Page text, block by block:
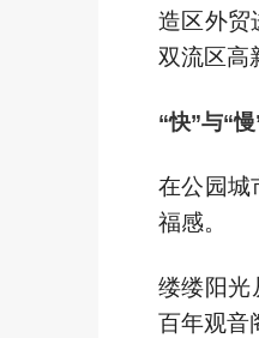
造区外贸
双流区高
“快”与“
在公园城
福感。
缕缕阳光
百年观音